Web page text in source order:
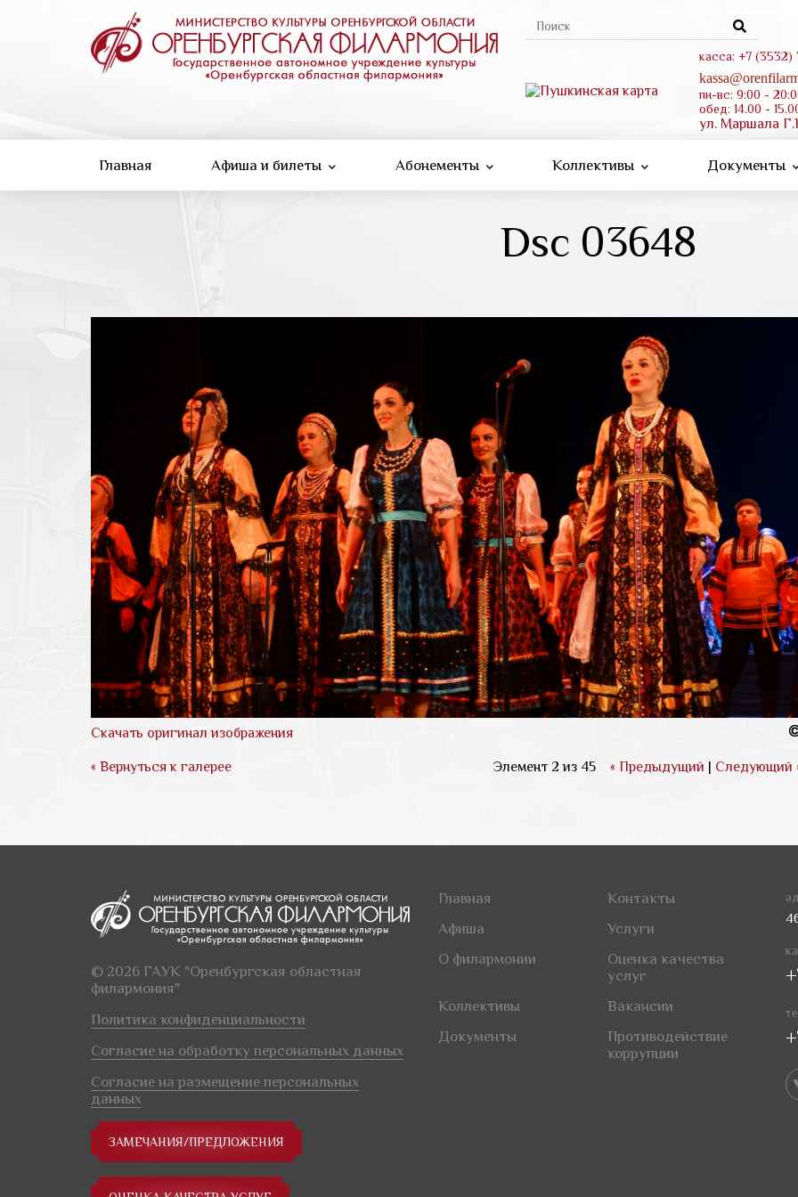
Форма
касса: +7 (3532)
пн-вс: 9:00 -
обед: 14.00 -
ул. Маршала
Главная Афиша и билеты Абонементы Коллективы Документы
Dsc 03648
Скачать оригинал изображения
« Вернуться к галерее Элемент 2 из 45 « Предыдущий | Следующий
© 2026 ГАУК "Оренбургская областная
филармония"
Политика конфиденциальности
Согласие на обработку персональных данных
Согласие на размещение персональных
данных
ЗАМЕЧАНИЯ/ПРЕДЛОЖЕНИЯ
Главная
Контакты
Афиша
Услуги
О филармонии
Оценка качества
услуг
Коллективы
Вакансии
Документы
Противодействие
коррупции